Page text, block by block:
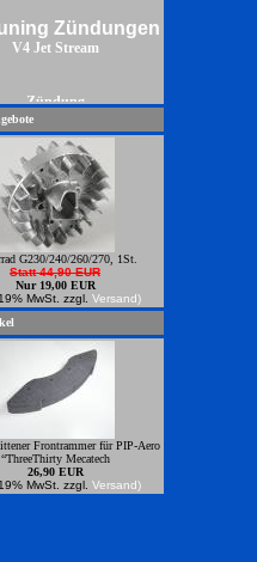
Zündungen
V4 Jet Stream
Zündung
G230/240/260/270, 1St.
Statt 44,90 EUR
Nur 19,00 EUR
MwSt. zzgl. Versand)
Frontrammer für PIP-Aero
“ThreeThirty Mecatech
26,90 EUR
MwSt. zzgl. Versand)